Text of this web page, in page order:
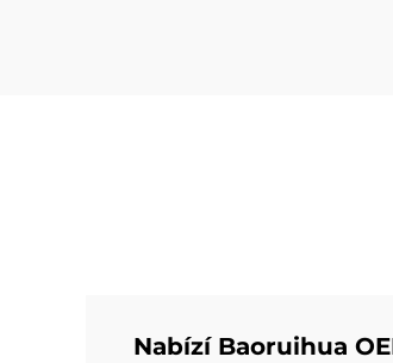
Nabízí Baoruihua